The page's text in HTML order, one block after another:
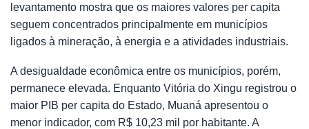
levantamento mostra que os maiores valores per capita
seguem concentrados principalmente em municípios
ligados à mineração, à energia e a atividades industriais.
A desigualdade econômica entre os municípios, porém,
permanece elevada. Enquanto Vitória do Xingu registrou o
maior PIB per capita do Estado, Muaná apresentou o
menor indicador, com R$ 10,23 mil por habitante. A